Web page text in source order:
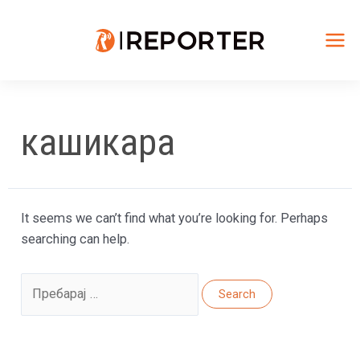
кашикара
It seems we can’t find what you’re looking for. Perhaps
searching can help.